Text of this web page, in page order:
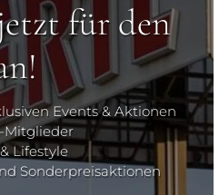
für den
Events & Aktionen
Mitglieder
Lifestyle
Sonderpreisaktionen